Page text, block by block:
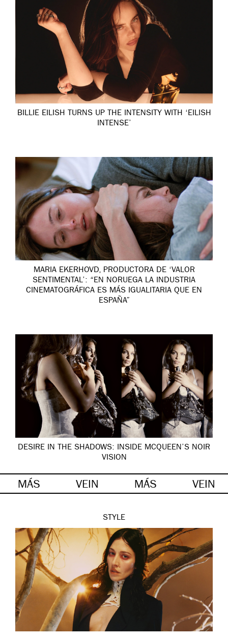
BILLIE EILISH TURNS UP THE INTENSITY WITH ‘EILISH
INTENSE’
MARIA EKERHOVD, PRODUCTORA DE ‘VALOR
SENTIMENTAL’: “EN NORUEGA LA INDUSTRIA
CINEMATOGRÁFICA ES MÁS IGUALITARIA QUE EN
ESPAÑA”
DESIRE IN THE SHADOWS: INSIDE MCQUEEN’S NOIR
VISION
MÁS VEIN MÁS VEIN
STYLE